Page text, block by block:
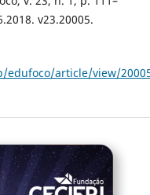
v23.20005.
article/view/